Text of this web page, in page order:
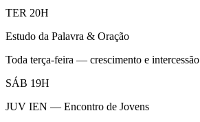
TER 20H
Estudo da Palavra & Oração
Toda terça-feira — crescimento e intercessão
SÁB 19H
JUV IEN — Encontro de Jovens